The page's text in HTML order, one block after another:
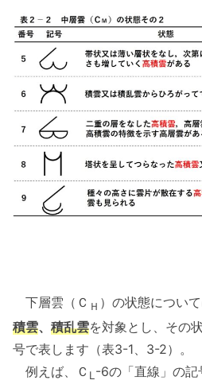
下層雲（Ｃ Ｈ ）の状態につい
積雲、 積乱雲を対象とし、その
号で表します（表3-1、3-2）。
例えば、Ｃ L -6の「直線」の記